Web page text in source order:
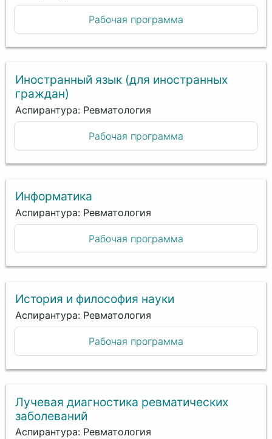
Рабочая программа
Иностранный язык (для иностранных
граждан)
Аспирантура: Ревматология
Рабочая программа
Информатика
Аспирантура: Ревматология
Рабочая программа
История и философия науки
Аспирантура: Ревматология
Рабочая программа
Лучевая диагностика ревматических
заболеваний
Аспирантура: Ревматология